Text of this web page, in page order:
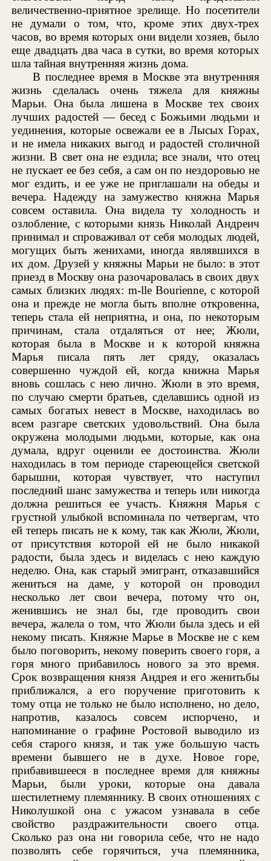
величественно-приятное зрелище. Но посетители
не думали о том, что, кроме этих двух-трех
часов, во время которых они видели хозяев, было
еще двадцать два часа в сутки, во время которых
шла тайная внутренняя жизнь дома.
В последнее время в Москве эта внутренняя
жизнь сделалась очень тяжела для княжны
Марьи. Она была лишена в Москве тех своих
лучших радостей — бесед с Божьими людьми и
уединения, которые освежали ее в Лысых Горах,
и не имела никаких выгод и радостей столичной
жизни. В свет она не ездила; все знали, что отец
не пускает ее без себя, а сам он по нездоровью не
мог ездить, и ее уже не приглашали на обеды и
вечера. Надежду на замужество княжна Марья
совсем оставила. Она видела ту холодность и
озлобление, с которыми князь Николай Андреич
принимал и спроваживал от себя молодых людей,
могущих быть женихами, иногда являвшихся в
их дом. Друзей у княжны Марьи не было: в этот
приезд в Москву она разочаровалась в своих двух
самых близких людях: m-lle Bourienne, с которой
она и прежде не могла быть вполне откровенна,
теперь стала ей неприятна, и она, по некоторым
причинам, стала отдаляться от нее; Жюли,
которая была в Москве и к которой княжна
Марья писала пять лет сряду, оказалась
совершенно чуждой ей, когда книжна Марья
вновь сошлась с нею лично. Жюли в это время,
по случаю смерти братьев, сделавшись одной из
самых богатых невест в Москве, находилась во
всем разгаре светских удовольствий. Она была
окружена молодыми людьми, которые, как она
думала, вдруг оценили ее достоинства. Жюли
находилась в том периоде стареющейся светской
барышни, которая чувствует, что наступил
последний шанс замужества и теперь или никогда
должна решиться ее участь. Княжня Марья с
грустной улыбкой вспоминала по четвергам, что
ей теперь писать не к кому, так как Жюли, Жюли,
от присутствия которой ей не было никакой
радости, была здесь и виделась с нею каждую
неделю. Она, как старый эмигрант, отказавшийся
жениться на даме, у которой он проводил
несколько лет свои вечера, потому что он,
женившись не знал бы, где проводить свои
вечера, жалела о том, что Жюли была здесь и ей
некому писать. Княжне Марье в Москве не с кем
было поговорить, некому поверить своего горя, а
горя много прибавилось нового за это время.
Срок возвращения князя Андрея и его женитьбы
приближался, а его поручение приготовить к
тому отца не только не было исполнено, но дело,
напротив, казалось совсем испорчено, и
напоминание о графине Ростовой выводило из
себя старого князя, и так уже большую часть
времени бывшего не в духе. Новое горе,
прибавившееся в последнее время для княжны
Марьи, были уроки, которые она давала
шестилетнему племяннику. В своих отношениях с
Николушкой она с ужасом узнавала в себе
свойство раздражительности своего отца.
Сколько раз она ни говорила себе, что не надо
позволять себе горячиться, уча племянника,